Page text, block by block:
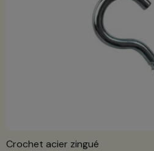
Crochet acier zingué